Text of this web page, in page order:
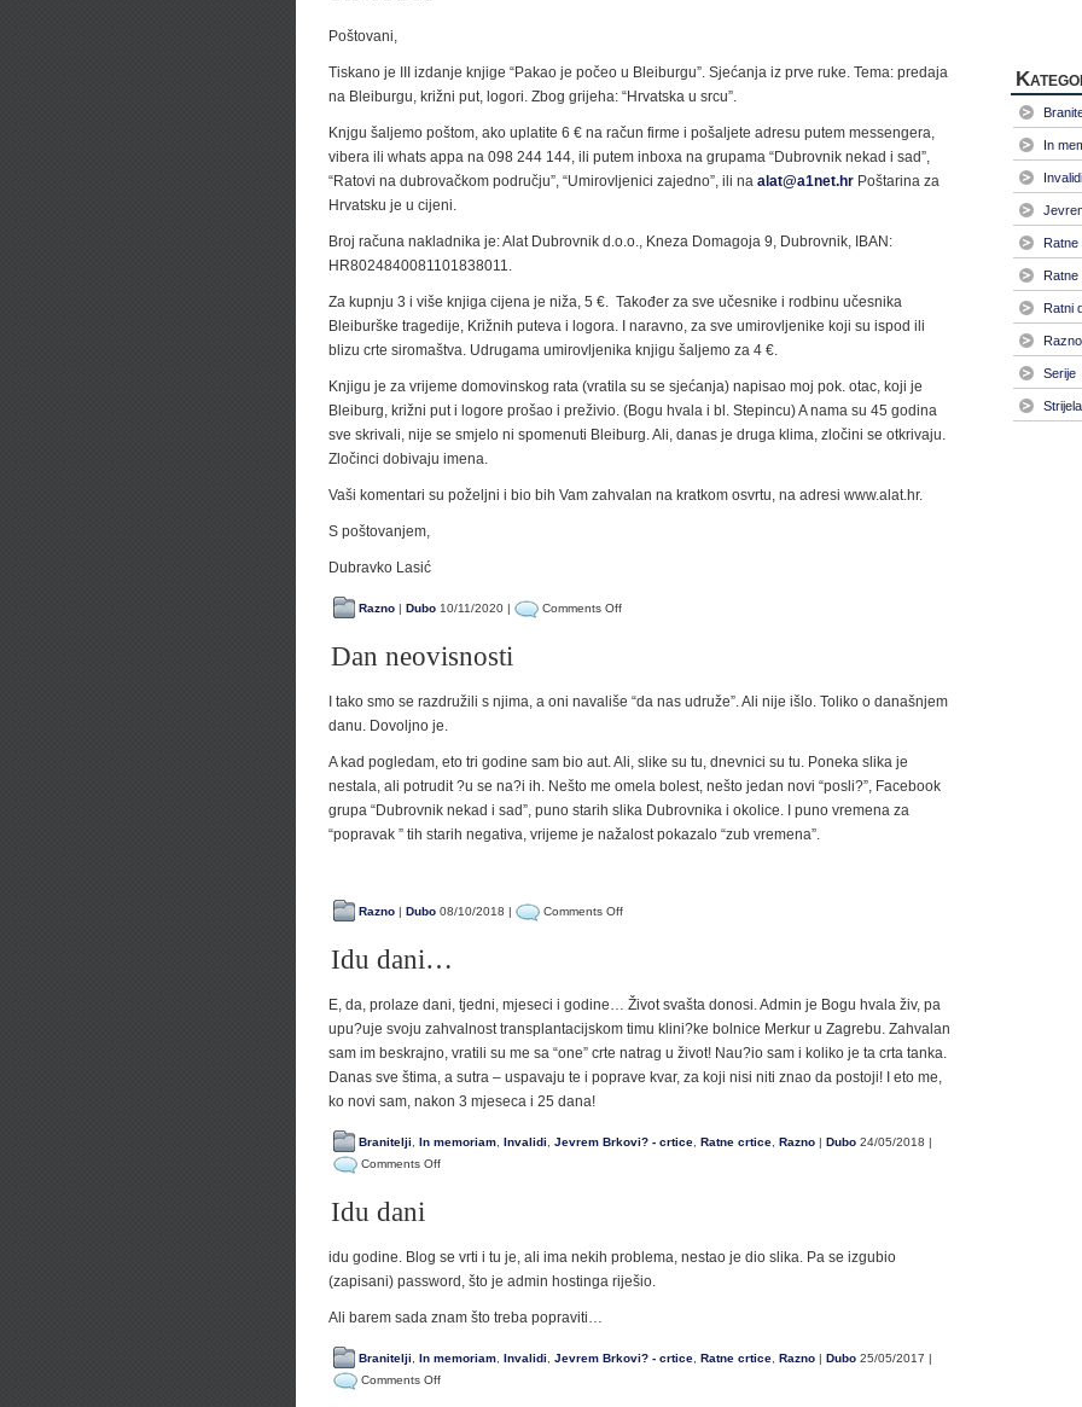
nam
mir!
Poštovani,
Tiskano je III izdanje knjige “Pakao je počeo u Bleiburgu”. Sjećanja iz prve ruke. Tema: predaja
na Bleiburgu, križni put, logori. Zbog grijeha: “Hrvatska u srcu”.
Knjgu šaljemo poštom, ako uplatite 6 € na račun firme i pošaljete adresu putem messengera,
vibera ili whats appa na 098 244 144, ili putem inboxa na grupama “Dubrovnik nekad i sad”,
“Ratovi na dubrovačkom području”, “Umirovljenici zajedno”, ili na alat@a1net.hr Poštarina za
Hrvatsku je u cijeni.
Broj računa nakladnika je: Alat Dubrovnik d.o.o., Kneza Domagoja 9, Dubrovnik, IBAN:
HR8024840081101838011.
Za kupnju 3 i više knjiga cijena je niža, 5 €. Također za sve učesnike i rodbinu učesnika
Bleiburške tragedije, Križnih puteva i logora. I naravno, za sve umirovljenike koji su ispod ili
blizu crte siromaštva. Udrugama umirovljenika knjigu šaljemo za 4 €.
Knjigu je za vrijeme domovinskog rata (vratila su se sjećanja) napisao moj pok. otac, koji je
Bleiburg, križni put i logore prošao i preživio. (Bogu hvala i bl. Stepincu) A nama su 45 godina
sve skrivali, nije se smjelo ni spomenuti Bleiburg. Ali, danas je druga klima, zločini se otkrivaju.
Zločinci dobivaju imena.
Vaši komentari su poželjni i bio bih Vam zahvalan na kratkom osvrtu, na adresi www.alat.hr.
S poštovanjem,
Dubravko Lasić
Razno | Dubo 10/11/2020 | Comments Offon
Dan neovisnosti
I tako smo se razdružili s njima, a oni navališe “da nas udruže”. Ali nije išlo. Toliko o današnjem
danu. Dovoljno je.
A kad pogledam, eto tri godine sam bio aut. Ali, slike su tu, dnevnici su tu. Poneka slika je
nestala, ali potrudit ?u se na?i ih. Nešto me omela bolest, nešto jedan novi “posli?”, Facebook
grupa “Dubrovnik nekad i sad”, puno starih slika Dubrovnika i okolice. I puno vremena za
“popravak ” tih starih negativa, vrijeme je nažalost pokazalo “zub vremena”.
Razno | Dubo 08/10/2018 | Comments Offon
Idu dani…
E, da, prolaze dani, tjedni, mjeseci i godine… Život svašta donosi. Admin je Bogu hvala živ, pa
upu?uje svoju zahvalnost transplantacijskom timu klini?ke bolnice Merkur u Zagrebu. Zahvalan
sam im beskrajno, vratili su me sa “one” crte natrag u život! Nau?io sam i koliko je ta crta tanka.
Danas sve štima, a sutra – uspavaju te i poprave kvar, za koji nisi niti znao da postoji! I eto me,
ko novi sam, nakon 3 mjeseca i 25 dana!
Branitelji In memoriam Invalidi Jevrem Brkovi? - crtice Ratne crtice Razno | Dubo 24/05/2018 |
Comments Offon
Idu dani
idu godine. Blog se vrti i tu je, ali ima nekih problema, nestao je dio slika. Pa se izgubio
(zapisani) password, što je admin hostinga riješio.
Ali barem sada znam što treba popraviti…
Branitelji In memoriam Invalidi Jevrem Brkovi? - crtice Ratne crtice Razno | Dubo 25/05/2017 |
Comments Offon
In
Invalidi
Ratne
Ratni
Razno
Serije